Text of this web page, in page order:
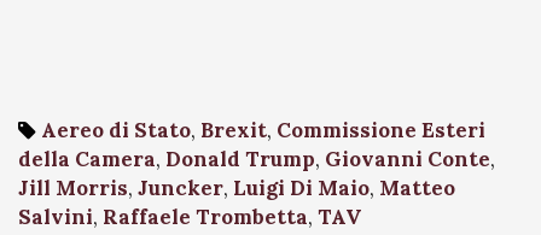
Aereo di Stato, Brexit, Commissione Esteri
della Camera, Donald Trump, Giovanni Conte,
Jill Morris, Juncker, Luigi Di Maio, Matteo
Salvini, Raffaele Trombetta, TAV